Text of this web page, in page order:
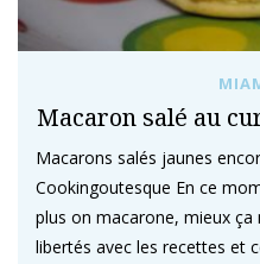
Macaron salé au
Macarons salés jaunes
Cookingoutesque En ce
plus on macarone, mieux
libertés avec les recettes et